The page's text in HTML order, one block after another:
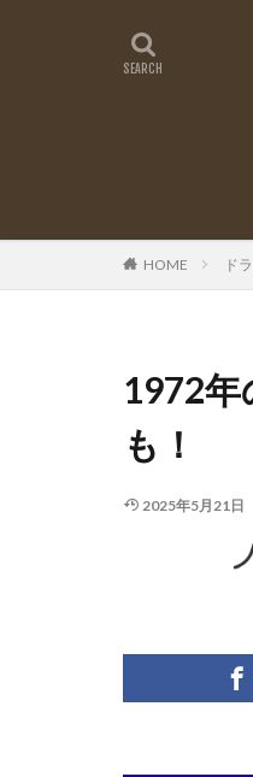
HOME ド
1972年
も！
2025年5月21日